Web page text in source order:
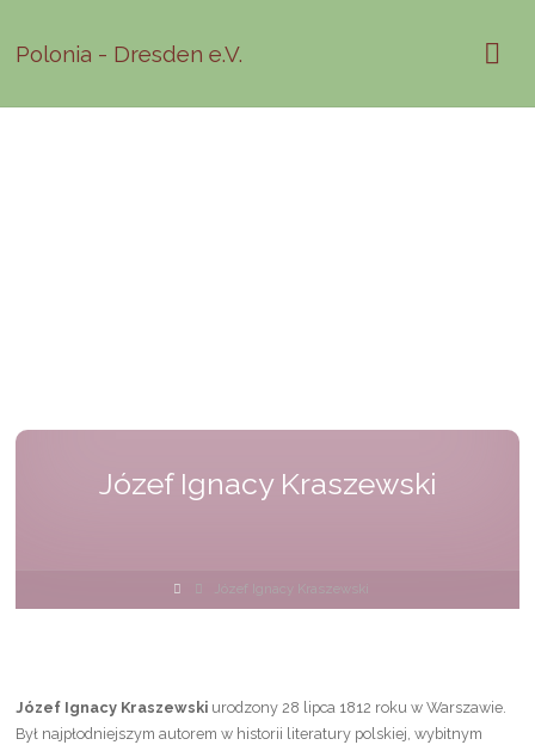
Polonia - Dresden e.V.
Józef Ignacy Kraszewski
Strona
główna
Józef Ignacy Kraszewski
Józef Ignacy Kraszewskiurodzony 28 lipca 1812 roku w Warszawie.
Był najpłodniejszym autorem w historii literatury polskiej, wybitnym